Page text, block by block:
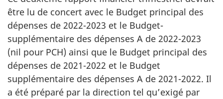
être lu de concert avec le Budget principal des
dépenses de 2022-2023 et le Budget-
supplémentaire des dépenses A de 2022-2023
(nil pour PCH) ainsi que le Budget principal des
dépenses de 2021-2022 et le Budget
supplémentaire des dépenses A de 2021-2022. Il
a été préparé par la direction tel qu’exigé par